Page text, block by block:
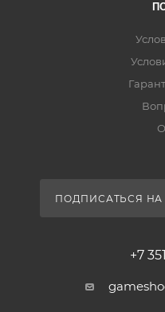
ПОДПИСАТЬСЯ НА
+7